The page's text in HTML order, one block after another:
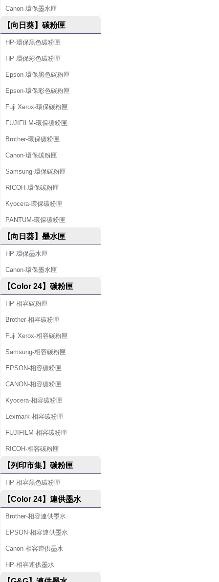
Canon-環保墨水匣
【向日葵】碳粉匣
HP-環保黑色碳粉匣
HP-環保彩色碳粉匣
Epson-環保黑色碳粉匣
Epson-環保彩色碳粉匣
Fuji Xerox-環保碳粉匣
FUJIFILM-環保碳粉匣
Brother-環保碳粉匣
Canon-環保碳粉匣
Samsung-環保碳粉匣
RICOH-環保碳粉匣
Kyocera-環保碳粉匣
PANTUM-環保碳粉匣
【向日葵】墨水匣
HP-環保墨水匣
Canon-環保墨水匣
【Color 24】碳粉匣
HP-相容碳粉匣
Brother-相容碳粉匣
Fuji Xerox-相容碳粉匣
Samsung-相容碳粉匣
EPSON-相容碳粉匣
CANON-相容碳粉匣
Kyocera-相容碳粉匣
Lexmark-相容碳粉匣
FUJIFILM-相容碳粉匣
RICOH-相容碳粉匣
【列印市集】碳粉匣
HP-相容黑色碳粉匣
【Color 24】連供墨水
Brother-相容連供墨水
EPSON-相容連供墨水
Canon-相容連供墨水
HP-相容連供墨水